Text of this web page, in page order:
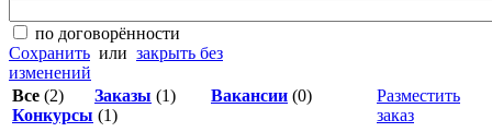
по договорённости
Сохранить или закрыть без
изменений
Все (2) Заказы (1) Вакансии (0)
Конкурсы (1)
Разместить
заказ